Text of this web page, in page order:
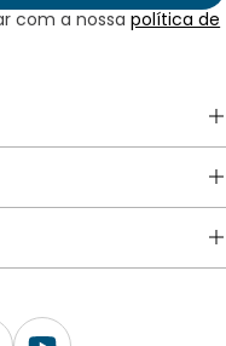
com a nossapolítica de